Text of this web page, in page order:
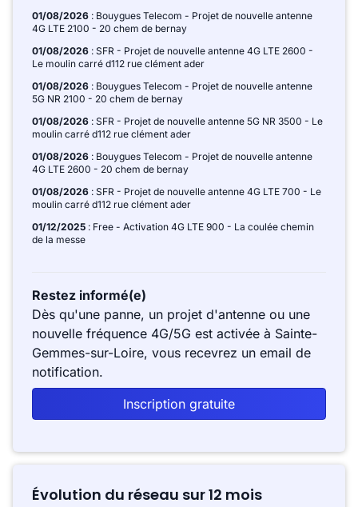
01/08/2026 : Bouygues Telecom - Projet de nouvelle antenne
4G LTE 2100 - 20 chem de bernay
01/08/2026 : SFR - Projet de nouvelle antenne 4G LTE 2600 -
Le moulin carré d112 rue clément ader
01/08/2026 : Bouygues Telecom - Projet de nouvelle antenne
5G NR 2100 - 20 chem de bernay
01/08/2026 : SFR - Projet de nouvelle antenne 5G NR 3500 - Le
moulin carré d112 rue clément ader
01/08/2026 : Bouygues Telecom - Projet de nouvelle antenne
4G LTE 2600 - 20 chem de bernay
01/08/2026 : SFR - Projet de nouvelle antenne 4G LTE 700 - Le
moulin carré d112 rue clément ader
01/12/2025 : Free - Activation 4G LTE 900 - La coulée chemin
de la messe
Restez informé(e)
Dès qu'une panne, un projet d'antenne ou une
nouvelle fréquence 4G/5G est activée à Sainte-
Gemmes-sur-Loire, vous recevrez un email de
notification.
Inscription gratuite
Évolution du réseau sur 12 mois